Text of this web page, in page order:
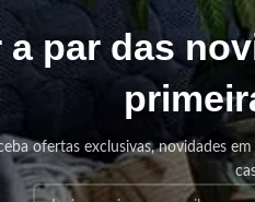
a par das
ofertas exclusivas, novidades